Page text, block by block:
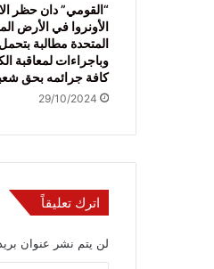
“القومي” دان حظر
الأونروا في الأرض
المتحدة مطالبة
وباجراءات لمعاقبة
كافة جرائمه بحق
29/10/2024
اترك تعليقاً
لن يتم نشر عنوان